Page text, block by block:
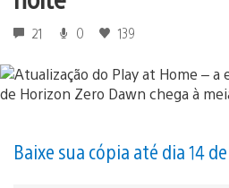
21 0 139
Baixe sua cópia até dia 14